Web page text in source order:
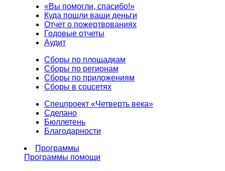
«Вы помогли, спасибо!»
Куда пошли ваши деньги
Отчет о пожертвованиях
Годовые отчеты
Аудит
Сборы по площадкам
Сборы по регионам
Сборы по приложениям
Сборы в соцсетях
Спецпроект «Четверть века»
Сделано
Бюллетень
Благодарности
Программы
Программы помощи